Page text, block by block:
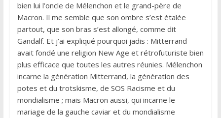
bien lui l’oncle de Mélenchon et le grand-père de
Macron. Il me semble que son ombre s’est étalée
partout, que son bras s’est allongé, comme dit
Gandalf. Et j’ai expliqué pourquoi jadis : Mitterrand
avait fondé une religion New Age et rétrofuturiste bien
plus efficace que toutes les autres réunies. Mélenchon
incarne la génération Mitterrand, la génération des
potes et du trotskisme, de SOS Racisme et du
mondialisme ; mais Macron aussi, qui incarne le
mariage de la gauche caviar et du mondialisme